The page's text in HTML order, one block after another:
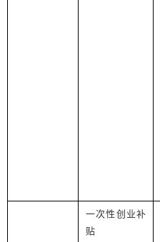
一次性创业补
贴